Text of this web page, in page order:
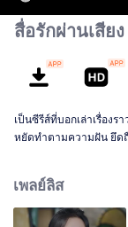
สื่อรักผ่านเสียง
เป็นซีรีส์ที่บอกเล่าเรื่อง
หยัดทำตามความฝัน ยึดถื
ด้วยโอกาสประจวบเหมา
งานอีเว้นท์หนึ่งโดยบังเอิ
เพลย์ลิส